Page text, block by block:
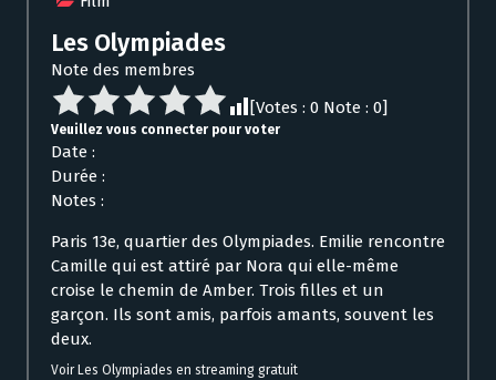
Les Olympiades
Note des membres
[Votes : 0 Note : 0]
Veuillez vous connecter pour voter
Date :
Durée :
Notes :
Paris 13e, quartier des Olympiades. Emilie rencontre
Camille qui est attiré par Nora qui elle-même
croise le chemin de Amber. Trois filles et un
garçon. Ils sont amis, parfois amants, souvent les
deux.
Voir Les Olympiades en streaming gratuit